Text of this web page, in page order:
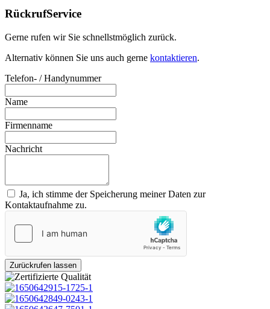
RückrufService
Gerne rufen wir Sie schnellstmöglich zurück.
Alternativ können Sie uns auch gerne kontaktieren.
Telefon- / Handynummer
Name
Firmenname
Nachricht
Ja, ich stimme der Speicherung meiner Daten zur
Kontaktaufnahme zu.
Zurückrufen lassen